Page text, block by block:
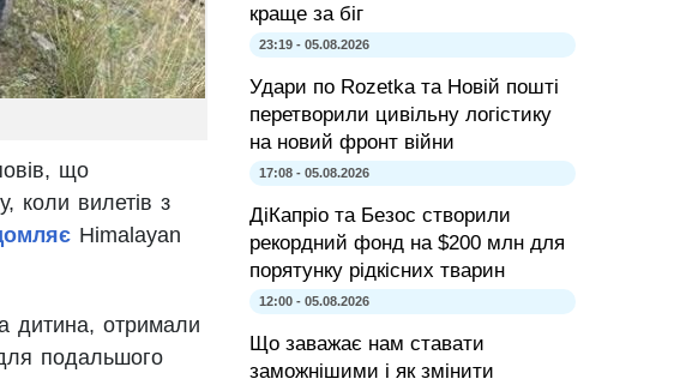
що
коли вилетів з
Himalayan
дитина, отримали
подальшого
краще за біг
23:19 - 05.08.2026
Удари по Rozetka та Новій пошті
перетворили цивільну логістику
на новий фронт війни
17:08 - 05.08.2026
ДіКапріо та Безос створили
рекордний фонд на $200 млн для
порятунку рідкісних тварин
12:00 - 05.08.2026
Що заважає нам ставати
заможнішими і як змінити